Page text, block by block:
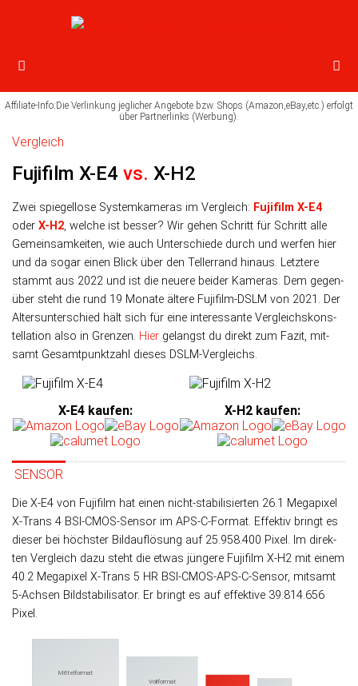
Vergleich
Fujifilm X-E4 vs. X-H2
Zwei spiegellose Systemkameras im Vergleich: Fujifilm X-E4
oder X-H2, wel­che ist bes­ser? Wir ge­hen Schritt für Schritt alle
Ge­mein­sam­kei­ten, wie auch Unter­schiede durch und wer­fen hier
und da so­gar einen Blick über den Teller­rand hinaus. Letz­tere
stammt aus 2022 und ist die neuere bei­der Kameras. Dem ge­gen­
über steht die rund 19 Monate ältere Fujifilm-DSLM von 2021. Der
Alters­unter­schied hält sich für eine interes­sante Ver­gleichs­kons­
tel­la­tion also in Grenzen. Hier gelangst du direkt zum Fazit, mit­
samt Gesamt­punk­tzahl dieses DSLM-Vergleichs.
X-E4 kaufen: X-H2 kaufen:
SENSOR
Die X-E4 von Fujifilm hat einen nicht-sta­bi­li­sier­ten 26.1 Mega­pixel
X-Trans 4 BSI-CMOS-Sen­sor im APS-C-Format. Effek­tiv bringt es
die­ser bei höchs­ter Bild­auf­lö­sung auf 25.958.400 Pixel. Im direk­
ten Ver­gleich da­zu steht die etwas jün­gere Fujifilm X-H2 mit einem
40.2 Mega­pixel X-Trans 5 HR BSI-CMOS-APS-C-Sensor, mit­samt
5-Achsen Bild­sta­bi­li­sa­tor. Er bringt es auf effek­tive 39.814.656
Pixel.
Mittelformat
Vollformat